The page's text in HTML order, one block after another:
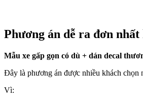
Phương án dễ ra đơn nhất
Mẫu xe gấp gọn có dù + dán decal
Đây là phương án được nhiều khách chọn
Vì: